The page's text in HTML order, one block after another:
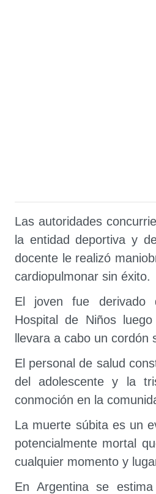
Las autoridades
la entidad deportiva y
docente le realizó
cardiopulmonar sin éxito.
El joven fue derivado
Hospital de Niños
llevara a cabo un cordón
El personal de salud
del adolescente y la
conmoción en la
La muerte súbita es un
potencialmente mortal
cualquier momento y
En Argentina se